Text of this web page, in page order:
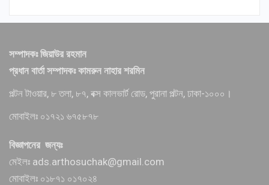
সম্পাদকঃ জিয়াউর রহমান
প্রধান বার্তা সম্পাদকঃ কামরুন নাহার শরমিন
পল্টন টাওয়ার, ৮ তলা, ৮৭, বক্স কালভার্ট রোড, পুরানা পল্টন, ঢাকা-১০০০।
মোবাইলঃ ০১৭২১ ৬৭৫৮৭৮
বিজ্ঞাপনের জন্যঃ
মেইলঃ ads.arthosuchak@gmail.com
মোবাইলঃ ০১৮৭১ ০১৭০২৪